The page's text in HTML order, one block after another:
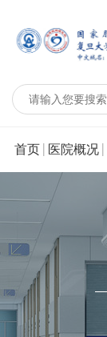
首页 | 医院概况 |